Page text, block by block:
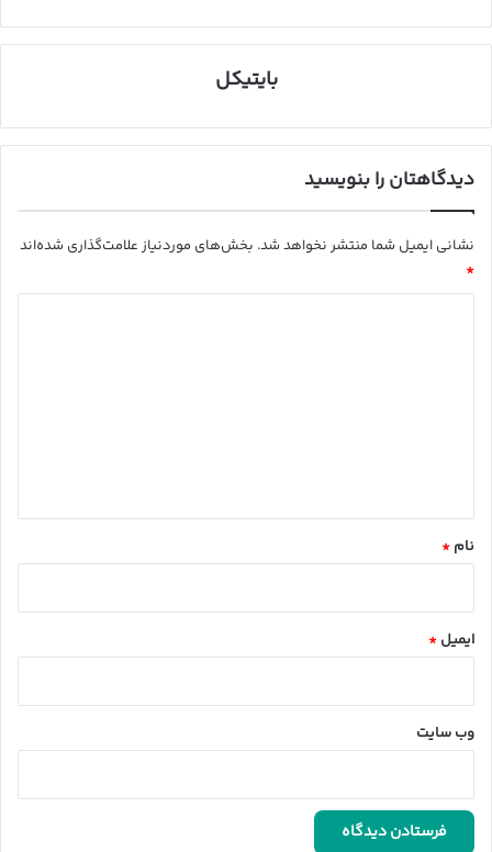
بایتیکل
دیدگاهتان را بنویسید
نشانی ایمیل شما منتشر نخواهد شد. بخش‌های موردنیاز علامت‌گذاری شده‌اند
*
نام *
ایمیل *
وب‌ سایت